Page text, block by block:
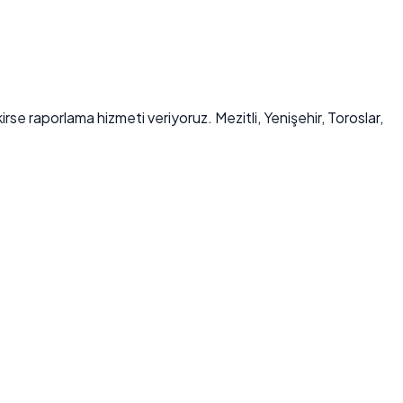
raporlama hizmeti veriyoruz. Mezitli, Yenişehir, Toroslar,